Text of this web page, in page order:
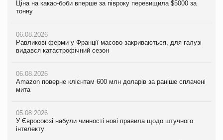
Ціна на какао-боби вперше за півроку перевищила $5000 за
тонну
06.08.2026
Равликові ферми у Франції масово закриваються, для галузі
видався катастрофічний сезон
06.08.2026
Amazon поверне клієнтам 600 млн доларів за раніше сплачені
мита
05.08.2026
У Євросоюзі набули чинності нові правила щодо штучного
інтелекту
Ціна на какао-боби вперше за півроку перевищила $5000 за
тонну
06.08.2026
Равликові ферми у Франції масово закриваються, для галузі
видався катастрофічний сезон
06.08.2026
Amazon поверне клієнтам 600 млн доларів за раніше сплачені
мита
05.08.2026
У Євросоюзі набули чинності нові правила щодо штучного
інтелекту
Равликові ферми у Франції масово закриваються, для галузі
видався катастрофічний сезон
06.08.2026
Amazon поверне клієнтам 600 млн доларів за раніше сплачені
мита
05.08.2026
У Євросоюзі набули чинності нові правила щодо штучного
інтелекту
05.08.2026
Рекламна платформа вимагає від Google компенсацію за
втрату 6,9 трлн рекламних показів